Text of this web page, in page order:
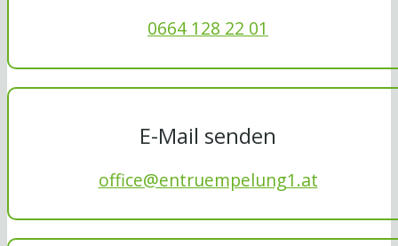
0664 128 22 01
E-Mail senden
office@entruempelung1.at